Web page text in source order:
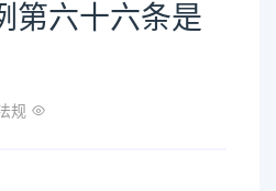
第六十六条是
规